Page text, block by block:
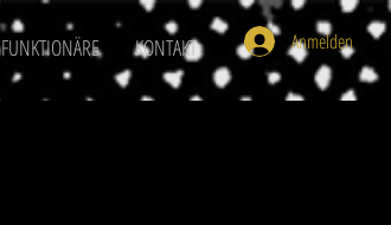
FUNKTIONÄRE KONTAKT Anmelden